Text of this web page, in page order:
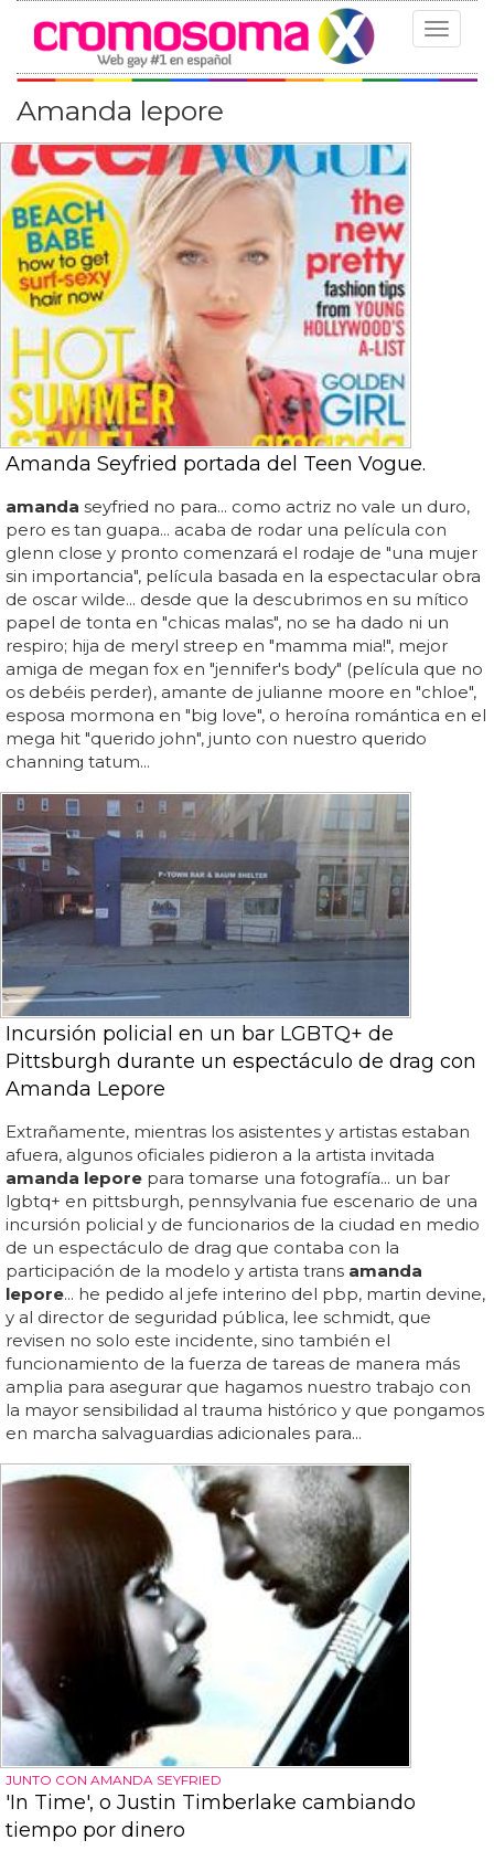
Toggle
Amanda lepore
Amanda Seyfried portada del Teen Vogue.
amanda seyfried no para... como actriz no vale un duro,
pero es tan guapa... acaba de rodar una película con
glenn close y pronto comenzará el rodaje de "una mujer
sin importancia", película basada en la espectacular obra
de oscar wilde... desde que la descubrimos en su mítico
papel de tonta en "chicas malas", no se ha dado ni un
respiro; hija de meryl streep en "mamma mia!", mejor
amiga de megan fox en "jennifer's body" (película que no
os debéis perder), amante de julianne moore en "chloe",
esposa mormona en "big love", o heroína romántica en el
mega hit "querido john", junto con nuestro querido
channing tatum...
Incursión policial en un bar LGBTQ+ de
Pittsburgh durante un espectáculo de drag con
Amanda Lepore
Extrañamente, mientras los asistentes y artistas estaban
afuera, algunos oficiales pidieron a la artista invitada
amanda lepore para tomarse una fotografía... un bar
lgbtq+ en pittsburgh, pennsylvania fue escenario de una
incursión policial y de funcionarios de la ciudad en medio
de un espectáculo de drag que contaba con la
participación de la modelo y artista trans amanda
lepore... he pedido al jefe interino del pbp, martin devine,
y al director de seguridad pública, lee schmidt, que
revisen no solo este incidente, sino también el
funcionamiento de la fuerza de tareas de manera más
amplia para asegurar que hagamos nuestro trabajo con
la mayor sensibilidad al trauma histórico y que pongamos
en marcha salvaguardias adicionales para...
JUNTO CON AMANDA SEYFRIED
'In Time', o Justin Timberlake cambiando
tiempo por dinero